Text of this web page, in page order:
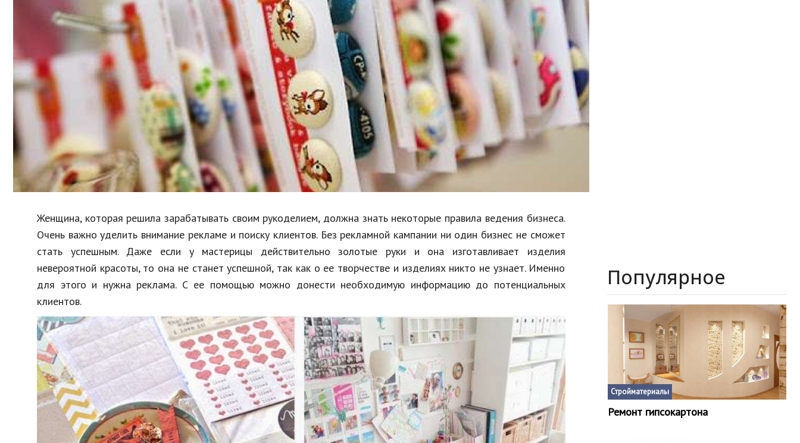
Образование
Культура
Авто, мото
Спорт
Знаменитости
Недвижимость
Спорт и фитнес
Психология и отношения
Творчество и рукоделие
Разное
Работа и бизнес
Животные
Еда и напитки
Мода и стиль
Бизнес
Хобби и развлечения
Финансы
Юриспруденция
Природа
Образование
Женщина, которая решила зарабатывать своим рукоделием, должна знать некоторые правила ведения бизнеса.
Очень важно уделить внимание рекламе и поиску клиентов. Без рекламной кампании ни один бизнес не сможет
стать успешным. Даже если у мастерицы действительно золотые руки и она изготавливает изделия
невероятной красоты, то она не станет успешной, так как о ее творчестве и изделиях никто не узнает. Именно
для этого и нужна реклама. С ее помощью можно донести необходимую информацию до потенциальных
клиентов.
Популярное
Стройматериалы
Ремонт гипсокартона